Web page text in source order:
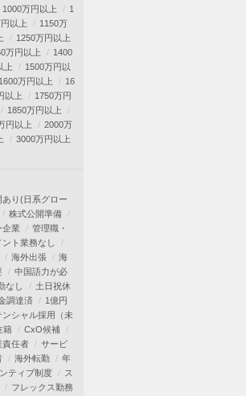
1000万円以上
1
以上
1150万
1250万円以上
万円以上
1400
上
1500万円以
1600万円以上
16
以上
1750万円
1850万円以上
円以上
2000万
3000万円以上
あり(日系グロー
株式公開準備
企業
管理職・
ント業務なし
海外出張
海
中国語力が必
なし
土日祝休
調達済
1億円
ンシャル採用（未
籍
CxO候補
責任者
サービ
海外転勤
年
ティブ制度
ス
フレックス勤務